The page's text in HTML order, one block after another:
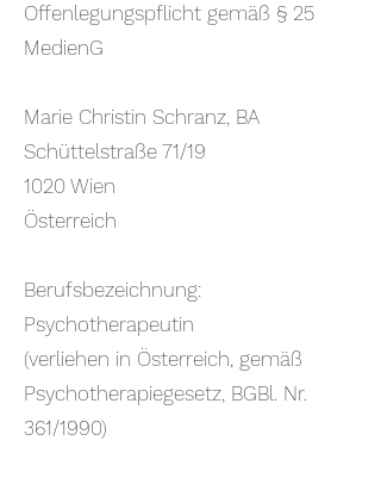
Offenlegungspflicht gemäß § 25
MedienG
Marie Christin Schranz, BA
Schüttelstraße 71/19
1020 Wien
Österreich
Berufsbezeichnung:
Psychotherapeutin
(verliehen in Österreich, gemäß
Psychotherapiegesetz, BGBl. Nr.
361/1990)